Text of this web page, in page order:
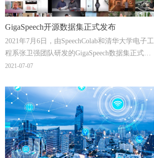
GigaSpeech开源数据集正式发布
2021年7月6日，由SpeechColab和清华大学电子工
程系张卫强团队研发的GigaSpeech数据集正式发
布，该数据集存储于清华大学天津电子信息研究
团队提供运维保障服务。
2021-07-07